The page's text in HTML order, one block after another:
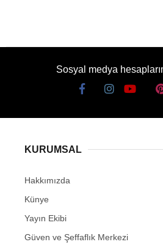
Sosyal medya
KURUMSAL
Hakkımızda
Künye
Yayın Ekibi
Güven ve Şeffaflık Merkezi